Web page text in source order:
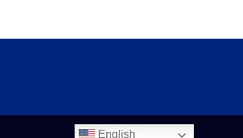
English